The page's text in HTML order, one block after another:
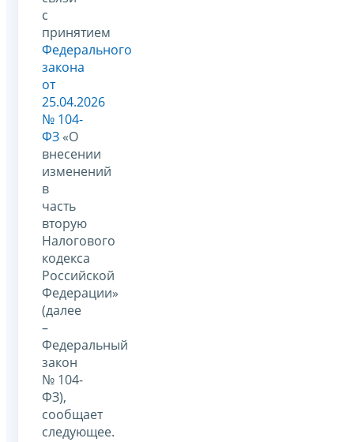
с
принятием
Федерального
закона
от
25.04.2026
№ 104-
ФЗ «О
внесении
изменений
в
часть
вторую
Налогового
кодекса
Российской
Федерации»
(далее
–
Федеральный
закон
№ 104-
ФЗ),
сообщает
следующее.